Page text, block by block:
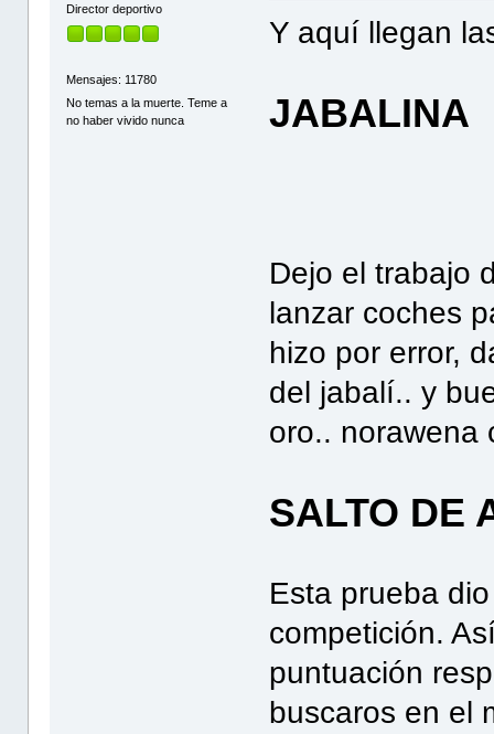
Director deportivo
Mensajes: 11780
No temas a la muerte. Teme a
no haber vivido nunca
Y aquí llegan
JABALINA
Dejo el trabajo
lanzar coches
hizo por error,
del jabalí.. y
oro.. norawena
SALTO DE
Esta prueba
competición.
puntuación
buscaros en el